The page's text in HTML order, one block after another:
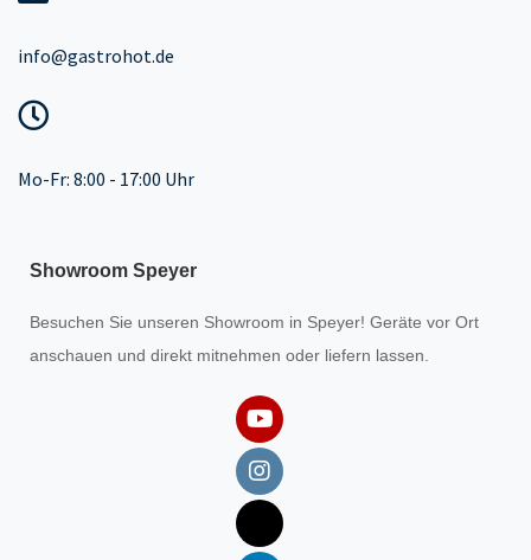
info@gastrohot.de
Mo-Fr: 8:00 - 17:00 Uhr
Showroom Speyer
Besuchen Sie unseren Showroom in Speyer! Geräte vor Ort
anschauen und direkt mitnehmen oder liefern lassen.